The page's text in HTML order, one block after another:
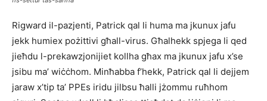
Rigward il-pazjenti, Patrick qal li huma ma jkunux jafu
jekk humiex pożittivi għall-virus. Għalhekk spjega li qed
jieħdu l-prekawzjonijiet kollha għax ma jkunux jafu x’se
jsibu ma’ wiċċhom. Minħabba f’hekk, Patrick qal li dejjem
jaraw x’tip ta’ PPEs iridu jilbsu ħalli jżommu ruħhom